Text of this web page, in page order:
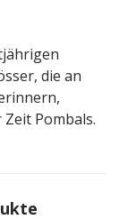
die an
Pombals.